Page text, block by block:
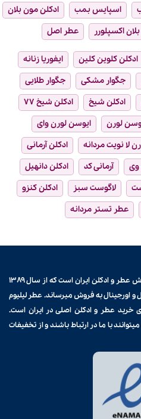
اسپایس بمب
ادکلن مون بلان
اکسپلورر عطر اصل
ادکلن کلوین کلین
ایفوریا زنانه
جگوار مشکی
جگوار طلایی
ادکلن شیخ
ادکلن شیخ ۷۷
لورن
ایوسن لورن وای
لا نویت مردانه
ادکلن آرمانی
وی آرمانی کد
ادکلن دانهیل
لاگوست سبز
ادکلن کنزو
عطر تستر مردانه
عطر و ادکلن
ایران است که از سال ۱۳۸۹
اورجینال به فروش میرساند. عطر لیلیوم
خرید عطر و ادکلن اصلی در ایران است.
با ما در ارتباط باشند و از تخفیفات